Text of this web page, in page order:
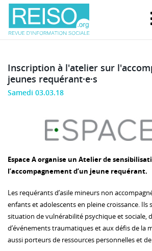
Inscription à l'atelier sur
jeunes requérant·e·s
Samedi 03.03.18
Espace A organise un Atelier de
l’accompagnement d’un jeune requérant.
Les requérants d’asile mineurs non
enfants et adolescents en pleine croissance. Ils
situation de vulnérabilité psychique et sociale,
d’événements traumatiques et aux défis de la
aussi porteurs de ressources personnelles et